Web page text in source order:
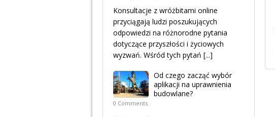
Konsultacje z wróżbitami online
przyciągają ludzi poszukujących
odpowiedzi na różnorodne pytania
dotyczące przyszłości i życiowych
wyzwań. Wśród tych pytań [...]
Od czego zacząć wybór
aplikacji na uprawnienia
budowlane?
0 Comments